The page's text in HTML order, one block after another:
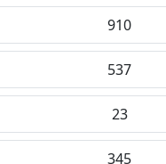
910
537
23
345